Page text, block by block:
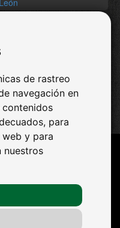
de rastreo
navegación en
para
y para
nuestros